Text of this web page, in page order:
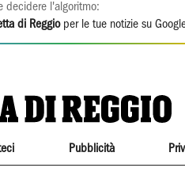
decidere l'algoritmo:
di Reggioper le tue notizie su
Pubblicità